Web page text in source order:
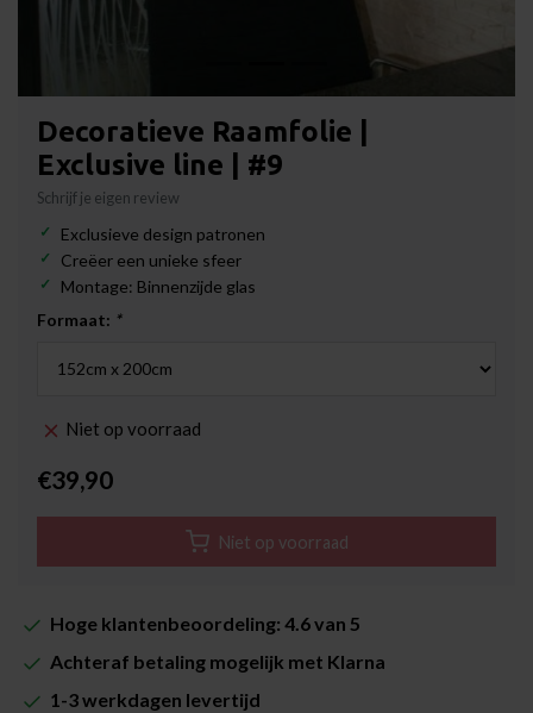
Decoratieve Raamfolie |
Exclusive line | #9
Schrijf je eigen review
Exclusieve design patronen
Creëer een unieke sfeer
Montage: Binnenzijde glas
Formaat: *
Niet op voorraad
€39,90
Niet op voorraad
Hoge klantenbeoordeling: 4.6 van 5
Achteraf betaling mogelijk met Klarna
1-3 werkdagen levertijd